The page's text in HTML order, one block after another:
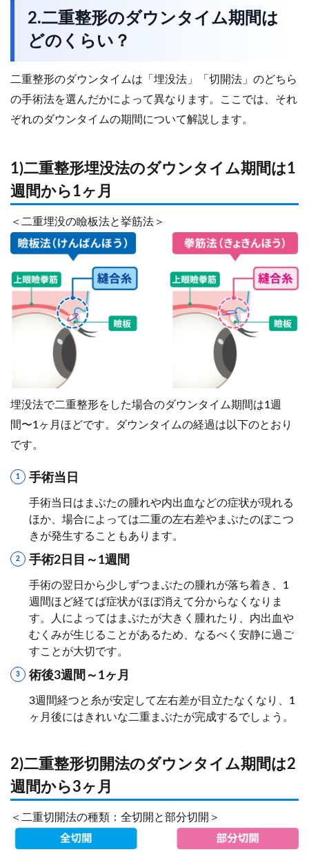
2.二重整形のダウンタイム期間は
どのくらい？
二重整形のダウンタイムは「埋没法」「切開法」のどちら
の手術法を選んだかによって異なります。ここでは、それ
ぞれのダウンタイムの期間について解説します。
1)二重整形埋没法のダウンタイム期間は1
週間から1ヶ月
＜二重埋没の瞼板法と挙筋法＞
埋没法で二重整形をした場合のダウンタイム期間は1週
間〜1ヶ月ほどです。ダウンタイムの経過は以下のとおり
です。
手術当日
手術当日はまぶたの腫れや内出血などの症状が現れる
ほか、場合によっては二重の左右差やまぶたのぼこつ
きが発生することもあります。
手術2日目～1週間
手術の翌日から少しずつまぶたの腫れが落ち着き、1
週間ほど経てば症状がほぼ消えて分からなくなりま
す。人によってはまぶたが大きく腫れたり、内出血や
むくみが生じることがあるため、なるべく安静に過ご
すことが大切です。
術後3週間～1ヶ月
3週間経つと糸が安定して左右差が目立たなくなり、1
ヶ月後にはきれいな二重まぶたが完成するでしょう。
2)二重整形切開法のダウンタイム期間は2
週間から3ヶ月
＜二重切開法の種類：全切開と部分切開＞